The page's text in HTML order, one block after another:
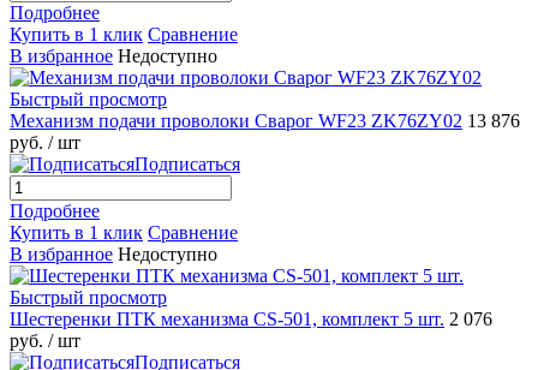
Подробнее
Купить в 1 клик Сравнение
В избранное Недоступно
Быстрый просмотр
Механизм подачи проволоки Сварог WF23 ZK76ZY02 13 876
руб. / шт
Подписаться
Подробнее
Купить в 1 клик Сравнение
В избранное Недоступно
Быстрый просмотр
Шестеренки ПТК механизма CS-501, комплект 5 шт. 2 076
руб. / шт
Подписаться